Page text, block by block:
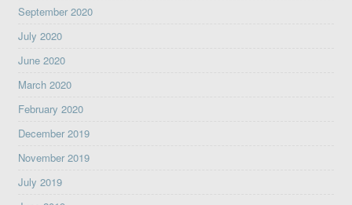
September 2020
July 2020
June 2020
March 2020
February 2020
December 2019
November 2019
July 2019